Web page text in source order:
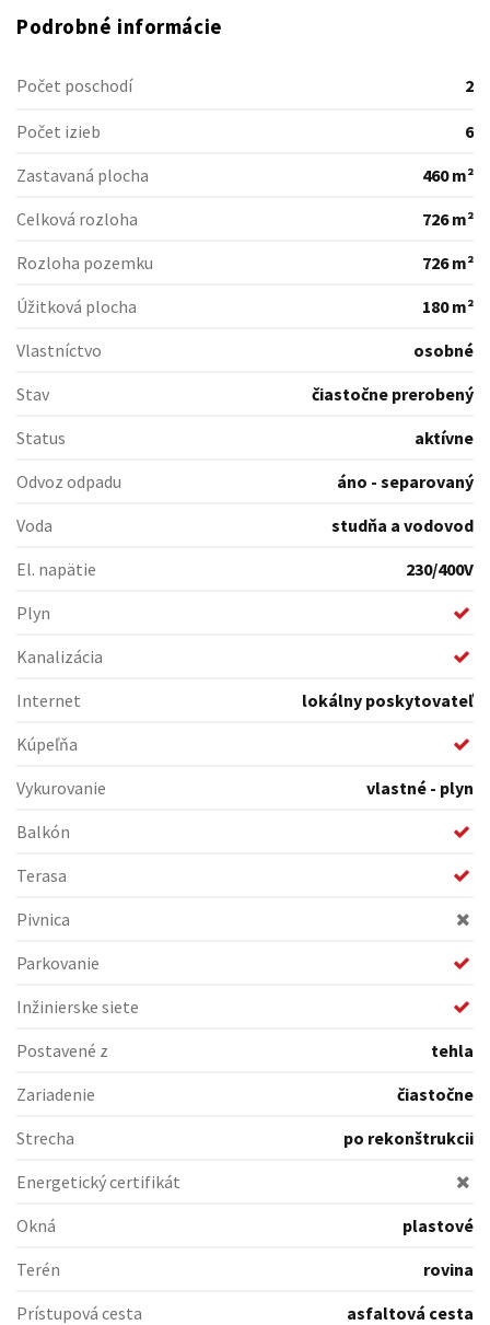
Podrobné informácie
Počet poschodí 2
Počet izieb
6
Zastavaná plocha
460 m²
Celková rozloha
726 m²
Rozloha pozemku
726 m²
Úžitková plocha
180 m²
Vlastníctvo
osobné
Stav
čiastočne prerobený
Status
aktívne
Odvoz odpadu
áno - separovaný
Voda
studňa a vodovod
El. napätie
230/400V
Plyn
Kanalizácia
Internet
lokálny poskytovateľ
Kúpeľňa
Vykurovanie
vlastné - plyn
Balkón
Terasa
Pivnica
Parkovanie
Inžinierske siete
Postavené z
tehla
Zariadenie
čiastočne
Strecha
po rekonštrukcii
Energetický certifikát
Okná
plastové
Terén
rovina
Prístupová cesta
asfaltová cesta